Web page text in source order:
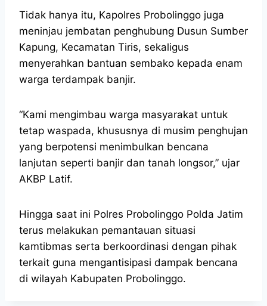
Tidak hanya itu, Kapolres Probolinggo juga
meninjau jembatan penghubung Dusun Sumber
Kapung, Kecamatan Tiris, sekaligus
menyerahkan bantuan sembako kepada enam
warga terdampak banjir.
“Kami mengimbau warga masyarakat untuk
tetap waspada, khususnya di musim penghujan
yang berpotensi menimbulkan bencana
lanjutan seperti banjir dan tanah longsor,” ujar
AKBP Latif.
Hingga saat ini Polres Probolinggo Polda Jatim
terus melakukan pemantauan situasi
kamtibmas serta berkoordinasi dengan pihak
terkait guna mengantisipasi dampak bencana
di wilayah Kabupaten Probolinggo.